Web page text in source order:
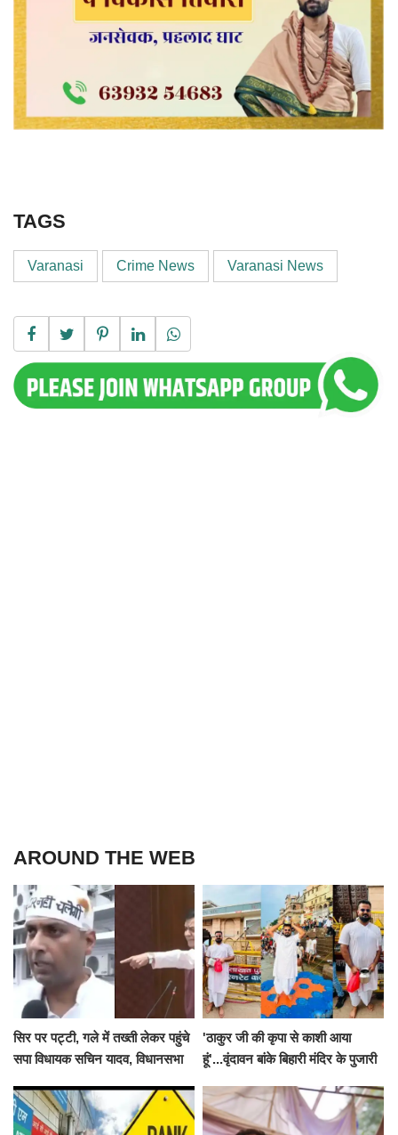
TAGS
Varanasi Crime News Varanasi News
AROUND THE WEB
सिर पर पट्टी, गले में तख्ती लेकर पहुंचे
सपा विधायक सचिन यादव, विधानसभा
निलंबित
'ठाकुर जी की कृपा से काशी आया
हूं'...वृंदावन बांके बिहारी मंदिर के पुजारी
जलाभिषेक